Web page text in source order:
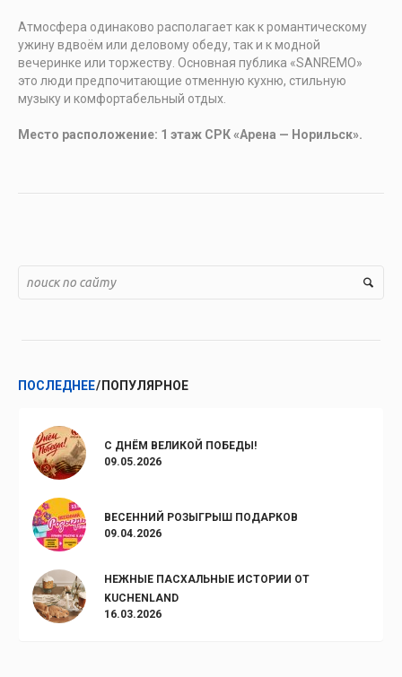
Атмосфера одинаково располагает как к романтическому
ужину вдвоём или деловому обеду, так и к модной
вечеринке или торжеству. Основная публика «SANREMO»
это люди предпочитающие отменную кухню, стильную
музыку и комфортабельный отдых.
Место расположение: 1 этаж СРК «Арена — Норильск».
ПОСЛЕДНЕЕ ПОПУЛЯРНОЕ
С ДНЁМ ВЕЛИКОЙ ПОБЕДЫ!
09.05.2026
ВЕСЕННИЙ РОЗЫГРЫШ ПОДАРКОВ
09.04.2026
НЕЖНЫЕ ПАСХАЛЬНЫЕ ИСТОРИИ ОТ
KUCHENLAND
16.03.2026